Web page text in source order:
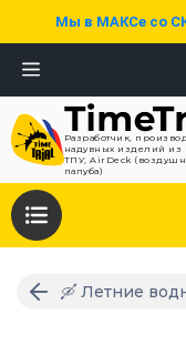
Мы в МАКСе со
Разработчик,
надувных изделий из
ТПУ, AirDeck
палуба)
🛶 Летние